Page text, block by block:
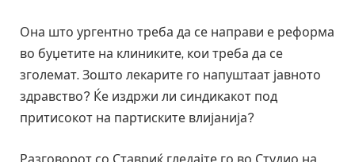
Она што ургентно треба да се направи е реформа
во буџетите на клиниките, кои треба да се
зголемат. Зошто лекарите го напуштаат јавното
здравство? Ќе издржи ли синдикакот под
притисокот на партиските влијанија?
Разговорот со Ставриќ гледајте го во Студио на